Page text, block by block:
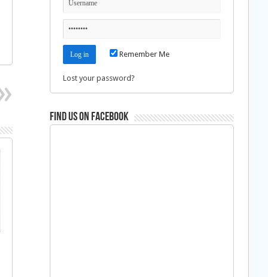
Remember Me
Lost your password?
Find us on Facebook